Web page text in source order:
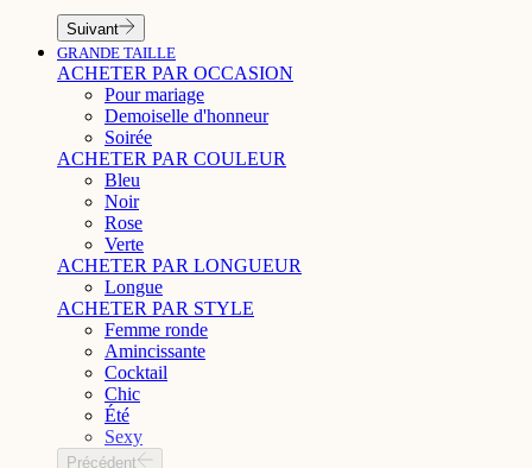
Suivant
GRANDE TAILLE
ACHETER PAR OCCASION
Pour mariage
Demoiselle d'honneur
Soirée
ACHETER PAR COULEUR
Bleu
Noir
Rose
Verte
ACHETER PAR LONGUEUR
Longue
ACHETER PAR STYLE
Femme ronde
Amincissante
Cocktail
Chic
Été
Sexy
Précédent